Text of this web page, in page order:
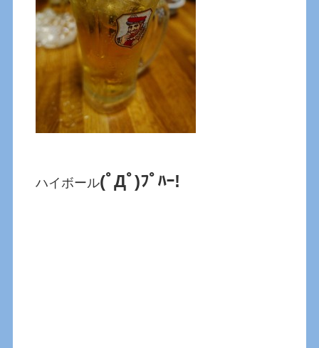
ハイボール(ﾟДﾟ)ﾌﾟﾊｰ!